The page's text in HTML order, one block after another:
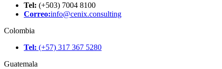
Tel: (+503) 7004 8100
Correo:info@cenix.consulting
Colombia
Tel: (+57) 317 367 5280
Guatemala